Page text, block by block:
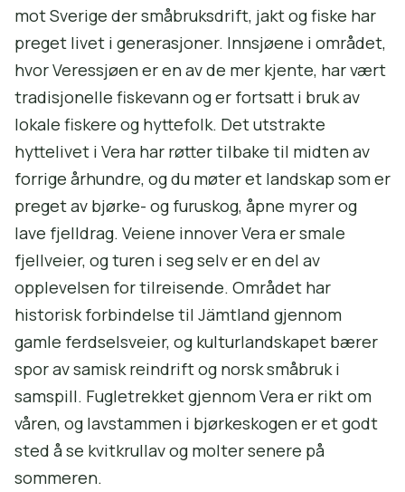
mot Sverige der småbruksdrift, jakt og fiske har
preget livet i generasjoner. Innsjøene i området,
hvor Veressjøen er en av de mer kjente, har vært
tradisjonelle fiskevann og er fortsatt i bruk av
lokale fiskere og hyttefolk. Det utstrakte
hyttelivet i Vera har røtter tilbake til midten av
forrige århundre, og du møter et landskap som er
preget av bjørke- og furuskog, åpne myrer og
lave fjelldrag. Veiene innover Vera er smale
fjellveier, og turen i seg selv er en del av
opplevelsen for tilreisende. Området har
historisk forbindelse til Jämtland gjennom
gamle ferdselsveier, og kulturlandskapet bærer
spor av samisk reindrift og norsk småbruk i
samspill. Fugletrekket gjennom Vera er rikt om
våren, og lavstammen i bjørkeskogen er et godt
sted å se kvitkrullav og molter senere på
sommeren.